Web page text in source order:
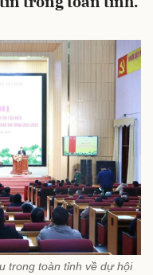
trong toàn tỉnh về dự hội